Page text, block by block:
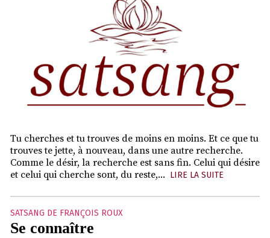
Tu cherches et tu trouves de moins en moins. Et ce que tu
trouves te jette, à nouveau, dans une autre recherche.
Comme le désir, la recherche est sans fin. Celui qui désire
et celui qui cherche sont, du reste,... LIRE LA SUITE
SATSANG DE FRANÇOIS ROUX
Se connaître